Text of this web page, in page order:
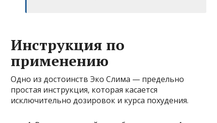
Инструкция по
применению
Одно из достоинств Эко Слима — предельно
простая инструкция, которая касается
исключительно дозировок и курса похудения.